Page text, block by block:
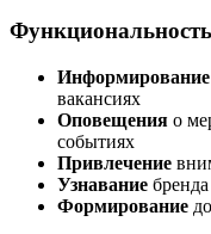
Информирование
вакансиях
Оповещения о
событиях
Привлечение
Узнавание
Формирование